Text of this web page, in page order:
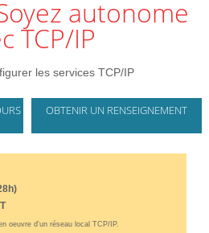
TCP/IP
les services TCP/IP
OBTENIR UN RENSEIGNEMENT
oeuvre d'un réseau local TCP/IP.